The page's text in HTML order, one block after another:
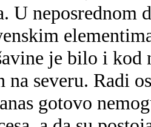
U neposrednom
je bilo i kod
na severu. Radi
gotovo